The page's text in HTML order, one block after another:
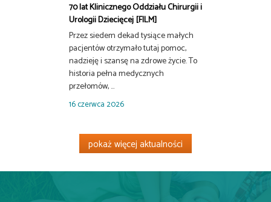
70 lat Klinicznego Oddziału Chirurgii i
Urologii Dziecięcej [FILM]
Przez siedem dekad tysiące małych
pacjentów otrzymało tutaj pomoc,
nadzieję i szansę na zdrowe życie. To
historia pełna medycznych
przełomów, ...
16 czerwca 2026
pokaż więcej aktualności